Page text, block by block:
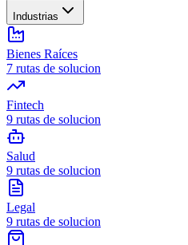
Industrias
Bienes Raíces
7 rutas de solucion
Fintech
9 rutas de solucion
Salud
9 rutas de solucion
Legal
9 rutas de solucion